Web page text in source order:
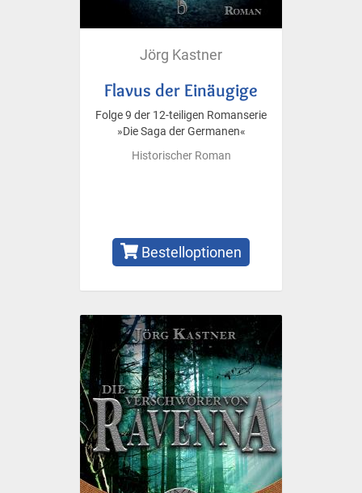
Jörg Kastner
Flavus der Einäugige
Folge 9 der 12-teiligen Romanserie
»Die Saga der Germanen«
Historischer Roman
Bestelloptionen